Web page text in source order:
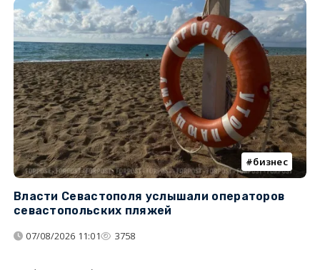
бизнес
Власти Севастополя услышали операторов
севастопольских пляжей
07/08/2026 11:01 3758